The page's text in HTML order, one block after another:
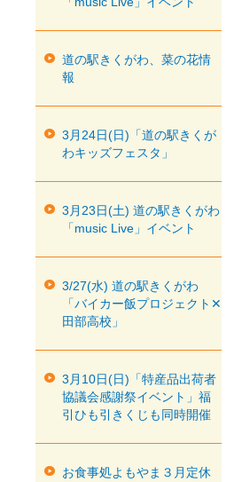
道の駅きくがわ、菜の花情
報
3月24日(日)「道の駅きくが
わキッズフェスタ」
3月23日(土) 道の駅きくがわ
「music Live」イベント
3/27(水) 道の駅きくがわ
「バイカー飯プロジェクト✕
田部高校」
3月10日(日)「特産品出荷者
協議会感謝祭イベント」福
引ひも引きくじも同時開催
お食事処よもやま３月定休